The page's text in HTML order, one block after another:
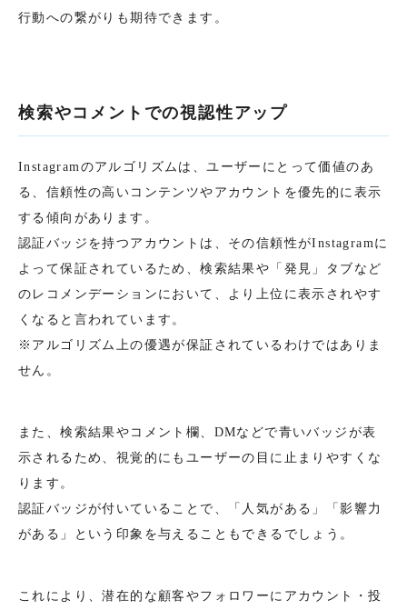
行動への繋がりも期待できます。
検索やコメントでの視認性アップ
Instagramのアルゴリズムは、ユーザーにとって価値のあ
る、信頼性の高いコンテンツやアカウントを優先的に表示
する傾向があります。
認証バッジを持つアカウントは、その信頼性がInstagramに
よって保証されているため、検索結果や「発見」タブなど
のレコメンデーションにおいて、より上位に表示されやす
くなると言われています。
※アルゴリズム上の優遇が保証されているわけではありま
せん。
また、検索結果やコメント欄、DMなどで青いバッジが表
示されるため、視覚的にもユーザーの目に止まりやすくな
ります。
認証バッジが付いていることで、「人気がある」「影響力
がある」という印象を与えることもできるでしょう。
これにより、潜在的な顧客やフォロワーにアカウント・投